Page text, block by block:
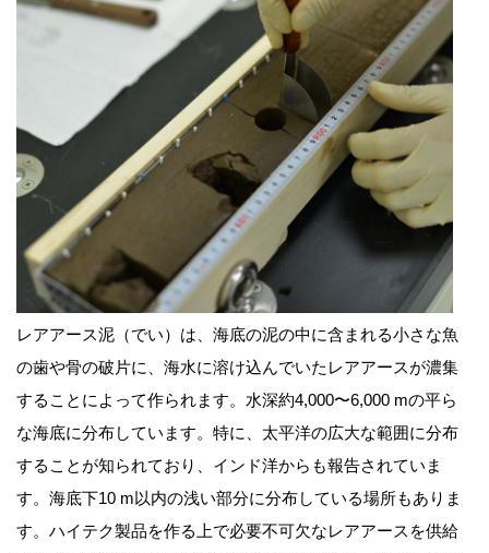
レアアース泥（でい）は、海底の泥の中に含まれる小さな魚
の歯や骨の破片に、海水に溶け込んでいたレアアースが濃集
することによって作られます。水深約4,000〜6,000 mの平ら
な海底に分布しています。特に、太平洋の広大な範囲に分布
することが知られており、インド洋からも報告されていま
す。海底下10 m以内の浅い部分に分布している場所もありま
す。ハイテク製品を作る上で必要不可欠なレアアースを供給